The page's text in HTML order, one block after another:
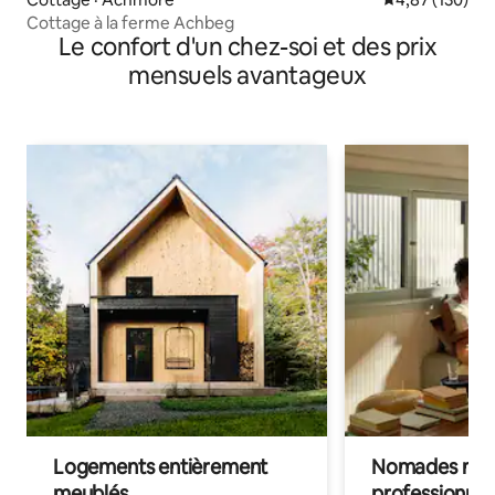
Cottage à la ferme Achbeg
Le confort d'un chez-soi et des prix
mensuels avantageux
Logements entièrement
Nomades